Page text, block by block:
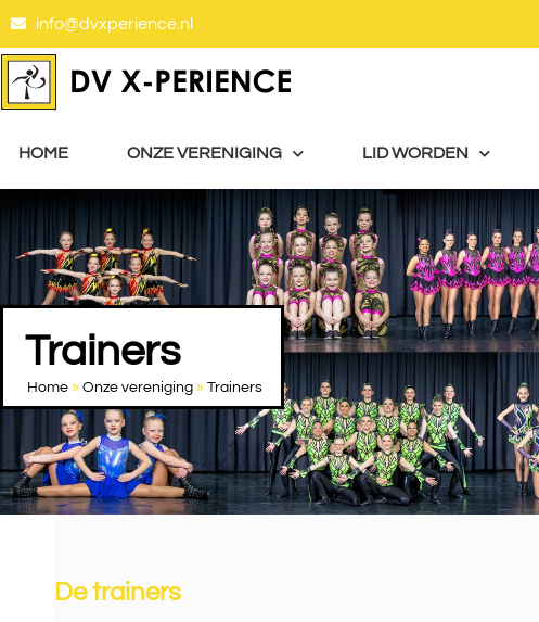
info@dvxperience.nl
HOME ONZE VERENIGING LID WORDEN
Trainers
Home » Onze vereniging » Trainers
De trainers